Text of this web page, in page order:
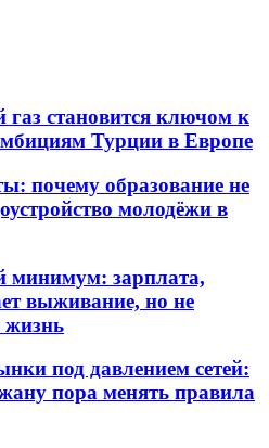
газ становится ключом к
Турции в Европе
почему образование не
молодёжи в
минимум: зарплата,
выживание, но не
жизнь
под давлением сетей:
пора менять правила